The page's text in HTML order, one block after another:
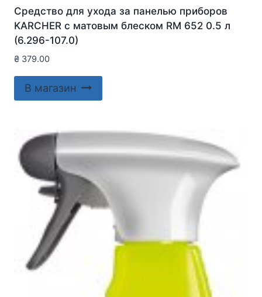
Средство для ухода за панелью приборов
KARCHER с матовым блеском RM 652 0.5 л
(6.296-107.0)
₴ 379.00
В магазин